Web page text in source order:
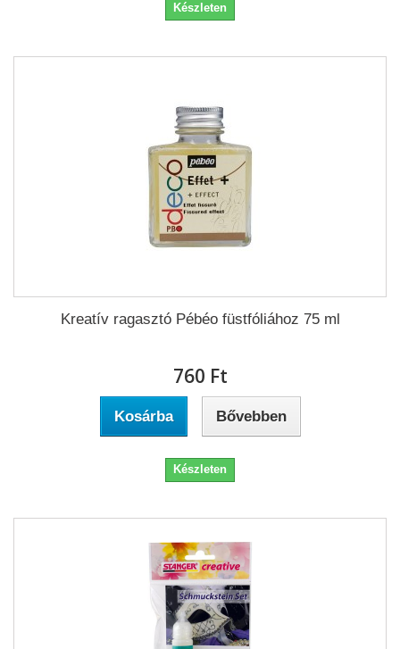
Készleten
Kreatív ragasztó Pébéo füstfóliához 75 ml
760 Ft‎
Kosárba Bővebben
Készleten